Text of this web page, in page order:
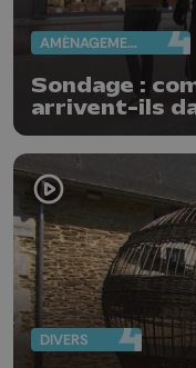
AMÉNAGEMENT DU TERRITOIRE
Sondage :
arrivent-ils
DIVERS